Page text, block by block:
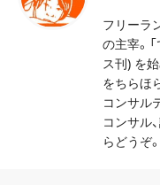
フリーラ
の主宰。
ス刊) を
をちらほ
コンサル
コンサル
らどうぞ。